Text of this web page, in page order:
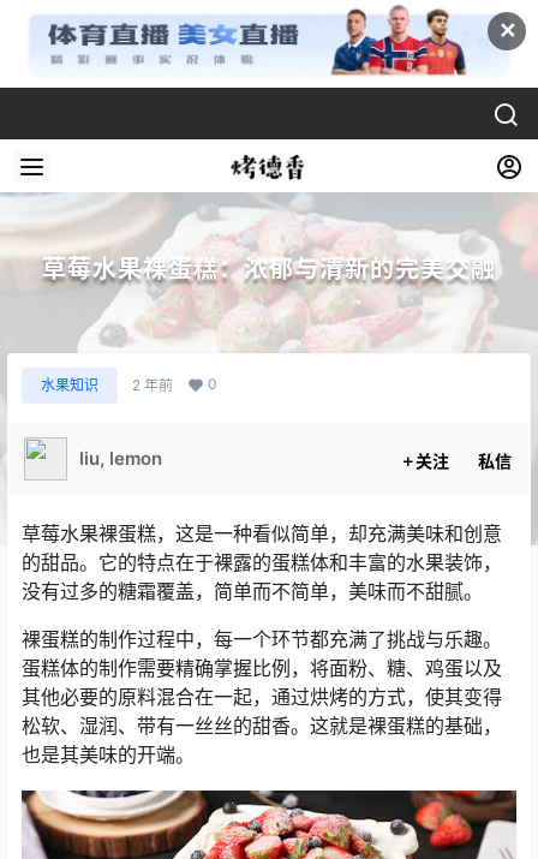
✕
草莓水果裸蛋糕：浓郁与清新的完美交融
水果知识 2 年前 0
liu, lemon 关注 私信
草莓水果裸蛋糕，这是一种看似简单，却充满美味和创意
的甜品。它的特点在于裸露的蛋糕体和丰富的水果装饰，
没有过多的糖霜覆盖，简单而不简单，美味而不甜腻。
裸蛋糕的制作过程中，每一个环节都充满了挑战与乐趣。
蛋糕体的制作需要精确掌握比例，将面粉、糖、鸡蛋以及
其他必要的原料混合在一起，通过烘烤的方式，使其变得
松软、湿润、带有一丝丝的甜香。这就是裸蛋糕的基础，
也是其美味的开端。